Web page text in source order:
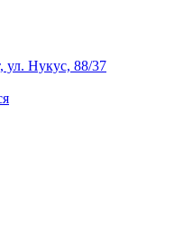
ул. Нукус, 88/37